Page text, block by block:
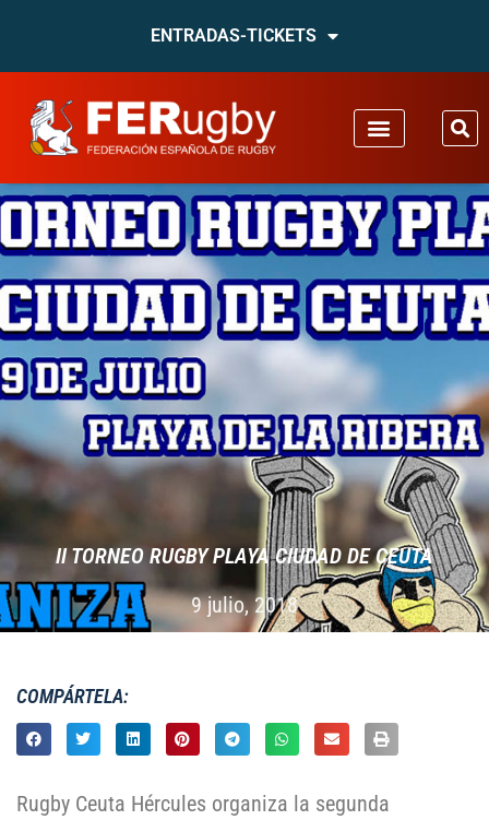
ENTRADAS-TICKETS
II TORNEO RUGBY PLAYA CIUDAD DE CEUTA
9 julio, 2018
COMPÁRTELA:
Rugby Ceuta Hércules organiza la segunda